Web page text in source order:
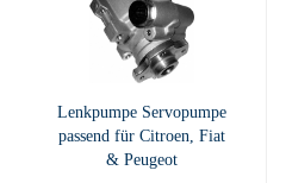
Lenkpumpe Servopumpe
passend für Citroen, Fiat
& Peugeot